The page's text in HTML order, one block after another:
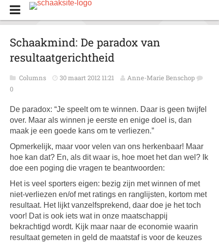
Schaakmind: De paradox van
resultaatgerichtheid
Columns 30 maart 2012 11:21
Anne-Marie Benschop
0
De paradox: “Je speelt om te winnen. Daar is geen twijfel
over. Maar als winnen je eerste en enige doel is, dan
maak je een goede kans om te verliezen.”
Opmerkelijk, maar voor velen van ons herkenbaar! Maar
hoe kan dat? En, als dit waar is, hoe moet het dan wel? Ik
doe een poging die vragen te beantwoorden:
Het is veel sporters eigen: bezig zijn met winnen of met
niet-verliezen en/of met ratings en ranglijsten, kortom met
resultaat. Het lijkt vanzelfsprekend, daar doe je het toch
voor! Dat is ook iets wat in onze maatschappij
bekrachtigd wordt. Kijk maar naar de economie waarin
resultaat gemeten in geld de maatstaf is voor de keuzes